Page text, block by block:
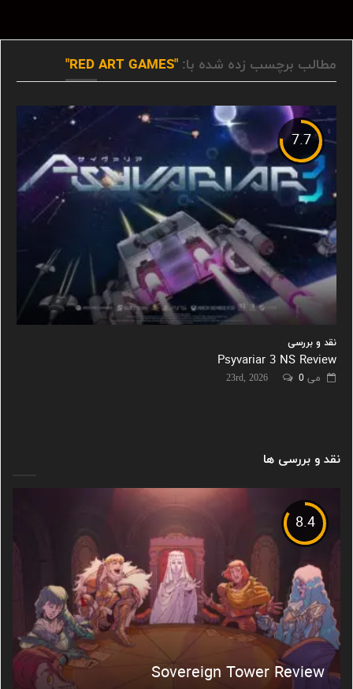
مطالب برچسب زده شده با: "RED ART GAMES"
7.7
نقد و بررسی
Psyvariar 3 NS Review
می 23rd, 2026 0
نقد و بررسی ها
8.4
Sovereign Tower Review